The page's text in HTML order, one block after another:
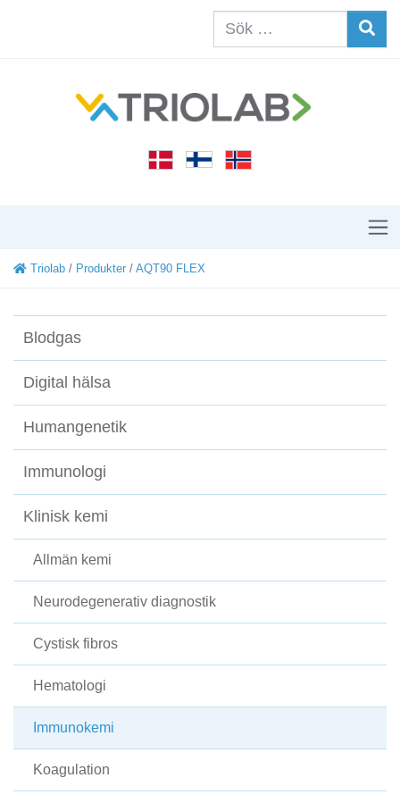
Triolab / Produkter / AQT90 FLEX
Blodgas
Digital hälsa
Humangenetik
Immunologi
Klinisk kemi
Allmän kemi
Neurodegenerativ diagnostik
Cystisk fibros
Hematologi
Immunokemi
Koagulation